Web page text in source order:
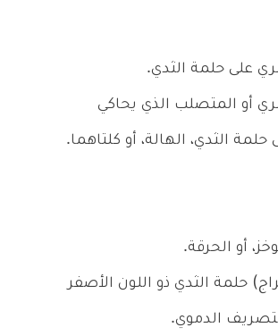
على حلمة الثدي.
أو المتصلب الذي يحاكي
حلمة الثدي، الهالة، أو كلتاهما.
أو الحرقة.
حلمة الثدي ذو اللون الأصفر
الدموي.